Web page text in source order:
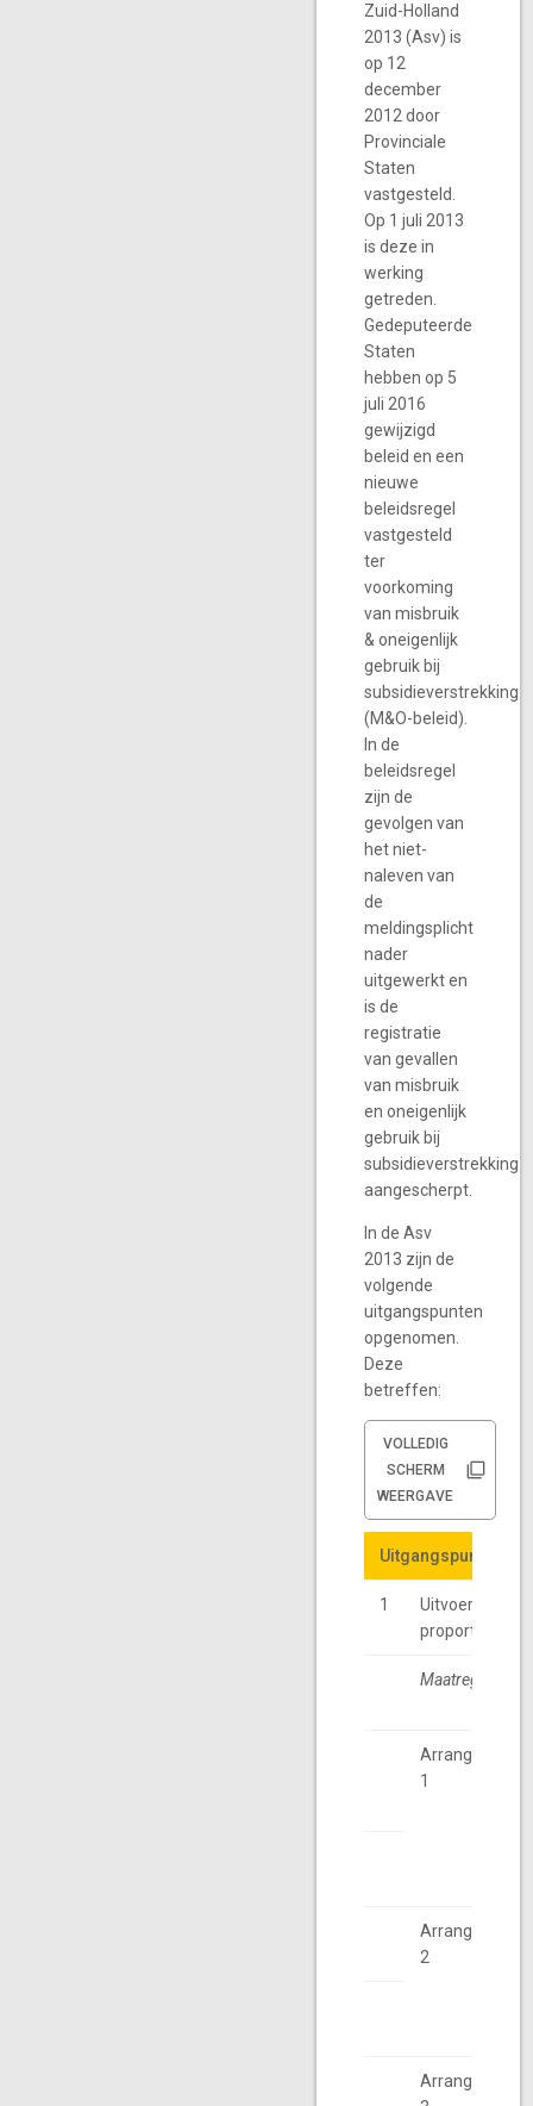
Zuid-Holland
2013 (Asv) is
op 12
december
2012 door
Provinciale
Staten
vastgesteld.
Op 1 juli 2013
is deze in
werking
getreden.
Gedeputeerde
Staten
hebben op 5
juli 2016
gewijzigd
beleid en een
nieuwe
beleidsregel
vastgesteld
ter
voorkoming
van misbruik
& oneigenlijk
gebruik bij
subsidieverstrekking
(M&O-beleid).
In de
beleidsregel
zijn de
gevolgen van
het niet-
naleven van
de
meldingsplicht
nader
uitgewerkt en
is de
registratie
van gevallen
van misbruik
en oneigenlijk
gebruik bij
subsidieverstrekking
aangescherpt.
In de Asv
2013 zijn de
volgende
uitgangspunten
opgenomen.
Deze
betreffen:
VOLLEDIG
SCHERM
WEERGAVE
Uitgangspunten
Uitgangspunten
1
Uitvoerings-
Maatregel
Arrangement
1
Arrangement
2
Arrangement